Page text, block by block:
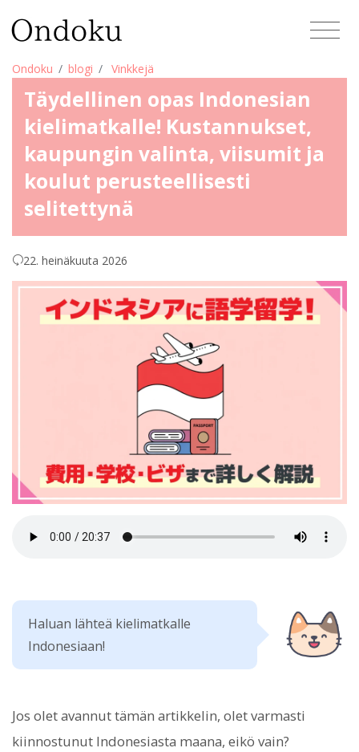
Ondoku blogi Vinkkejä
Täydellinen opas Indonesian
kielimatkalle! Kustannukset,
kaupungin valinta, viisumit ja
koulut perusteellisesti
selitettynä
22. heinäkuuta 2026
Haluan lähteä kielimatkalle
Indonesiaan!
Jos olet avannut tämän artikkelin, olet varmasti
kiinnostunut Indonesiasta maana, eikö vain?